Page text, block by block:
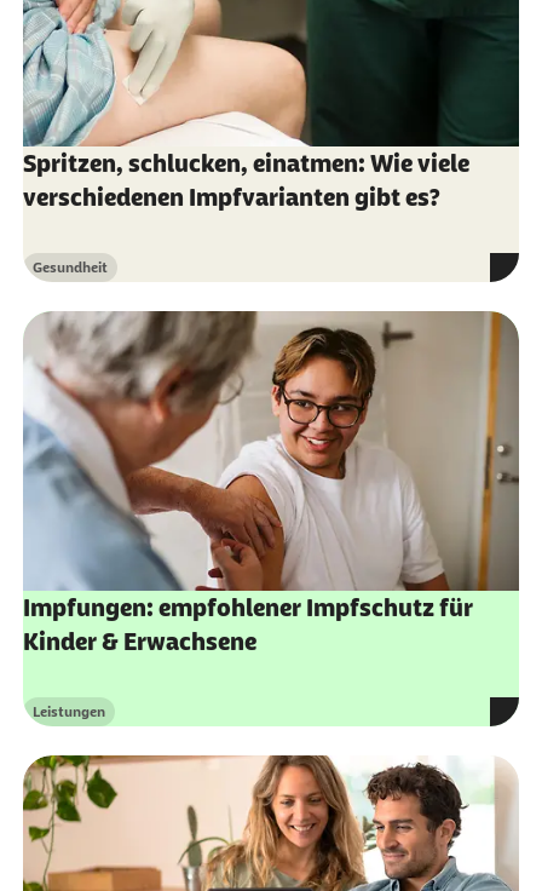
Spritzen, schlucken, einatmen: Wie viele
verschiedenen Impfvarianten gibt es?
Kategorie
Gesundheit
Impfungen: empfohlener Impfschutz für
Kinder & Erwachsene
Kategorie
Leistungen